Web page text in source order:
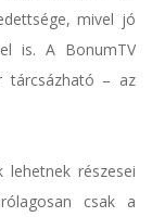
mivel jó
is. A BonumTV
tárcsázható – az
részesei
csak a